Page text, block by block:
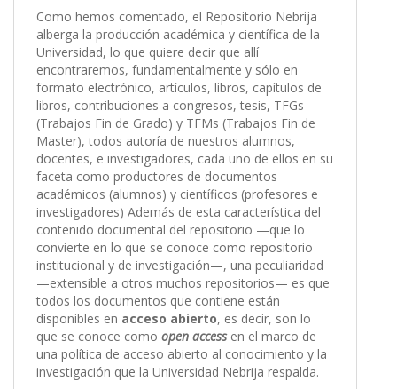
Como hemos comentado, el Repositorio Nebrija
alberga la producción académica y científica de la
Universidad, lo que quiere decir que allí
encontraremos, fundamentalmente y sólo en
formato electrónico, artículos, libros, capítulos de
libros, contribuciones a congresos, tesis, TFGs
(Trabajos Fin de Grado) y TFMs (Trabajos Fin de
Master), todos autoría de nuestros alumnos,
docentes, e investigadores, cada uno de ellos en su
faceta como productores de documentos
académicos (alumnos) y científicos (profesores e
investigadores) Además de esta característica del
contenido documental del repositorio —que lo
convierte en lo que se conoce como repositorio
institucional y de investigación—, una peculiaridad
—extensible a otros muchos repositorios— es que
todos los documentos que contiene están
disponibles en acceso abierto, es decir, son lo
que se conoce como open accessen el marco de
una política de acceso abierto al conocimiento y la
investigación que la Universidad Nebrija respalda.